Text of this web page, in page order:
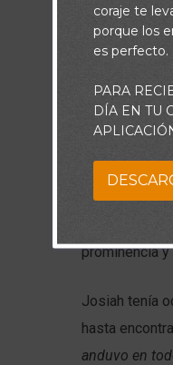
El mundo
empañada.
ídolos. Pero
prominencia y
Josiah tenía
hasta
anduvo en
coraje te
porque los
es perfecto.
PARA
DÍA EN TU